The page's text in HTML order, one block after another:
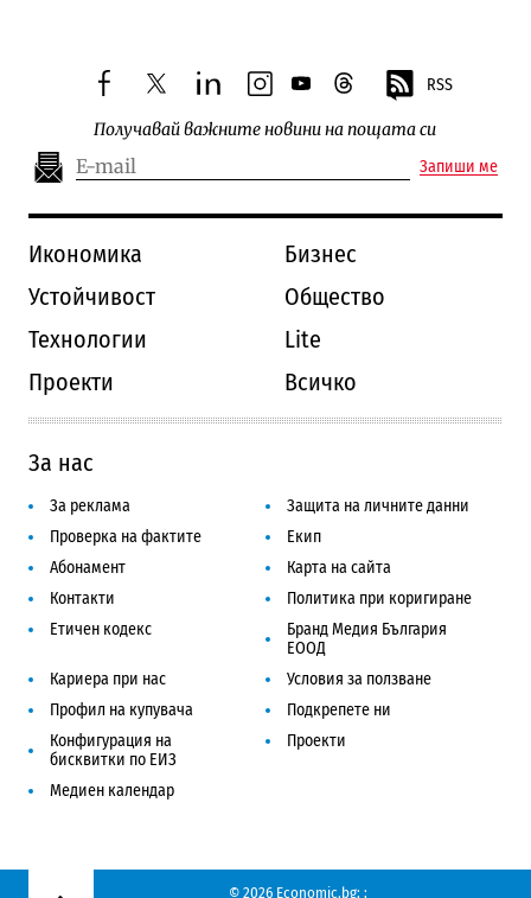
facebooktwitterlinkedininstagram
youtubethreads RSS
Получавай важните новини на пощата си
Запиши ме
Икономика
Бизнес
Устойчивост
Общество
Технологии
Lite
Проекти
Всичко
За нас
За реклама
Защита на личните данни
Проверка на фактите
Екип
Абонамент
Карта на сайта
Контакти
Политика при коригиране
Етичен кодекс
Бранд Медия България
ЕООД
Кариера при нас
Условия за ползване
Профил на купувача
Подкрепете ни
Конфигурация на
бисквитки по ЕИЗ
Проекти
Медиен календар
© 2026 Economic.bg; ;